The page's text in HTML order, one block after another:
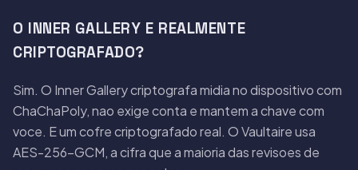
O INNER GALLERY E REALMENTE
CRIPTOGRAFADO?
Sim. O Inner Gallery criptografa midia no dispositivo com
ChaChaPoly, nao exige conta e mantem a chave com
voce. E um cofre criptografado real. O Vaultaire usa
AES-256-GCM, a cifra que a maioria das revisoes de